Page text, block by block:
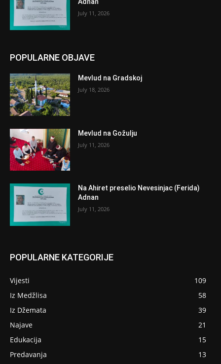
Adnan
July 11, 2026
POPULARNE OBJAVE
Mevlud na Gradskoj
July 18, 2026
Mevlud na Gožulju
July 11, 2026
Na Ahiret preselio Nevesinjac (Ferida)
Adnan
July 11, 2026
POPULARNE KATEGORIJE
Vijesti
109
Iz Medžlisa
58
Iz Džemata
39
Najave
21
Edukacija
15
Predavanja
13